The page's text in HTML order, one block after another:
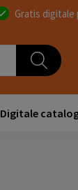
Gratis
Digitale